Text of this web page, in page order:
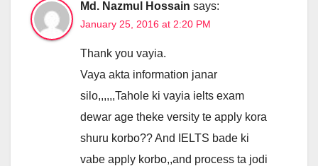
Md. Nazmul Hossain says:
January 25, 2016 at 2:20 PM
Thank you vayia.
Vaya akta information janar
silo,,,,,,Tahole ki vayia ielts exam
dewar age theke versity te apply kora
shuru korbo?? And IELTS bade ki
vabe apply korbo,,and process ta jodi